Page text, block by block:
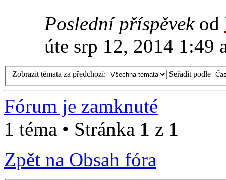
Poslední příspěvek od
úte srp 12, 2014 1:49
Zobrazit témata za předchozí: Seřadit podle
Fórum je zamknuté
1 téma • Stránka 1 z 1
Zpět na Obsah fóra